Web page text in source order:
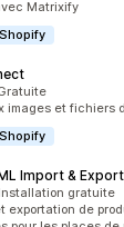
Matrixify
5
images et fichiers
Import & Export
5
Installation gratuite
exportation de